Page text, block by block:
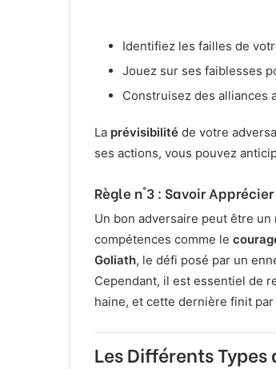
Identifiez les failles de
Jouez sur ses faiblesses
Construisez des alliances
La prévisibilité de votre
ses actions, vous pouvez
Règle n°3 : Savoir
Un bon adversaire peut être un
compétences comme le
Goliath, le défi posé par un
Cependant, il est essentiel de
haine, et cette dernière finit
Les Différents Types